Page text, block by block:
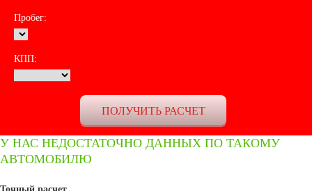
Пробег:
КПП:
У НАС НЕДОСТАТОЧНО ДАННЫХ ПО ТАКОМУ
АВТОМОБИЛЮ